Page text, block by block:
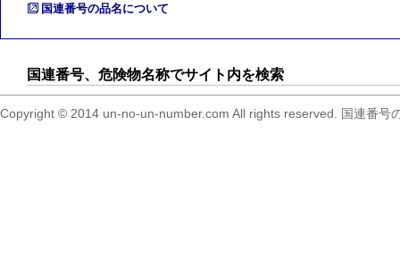
国連番号の品名について
国連番号、危険物名称でサイト内を検索
Copyright © 2014 un-no-un-number.com All rights reserved. 国連番号